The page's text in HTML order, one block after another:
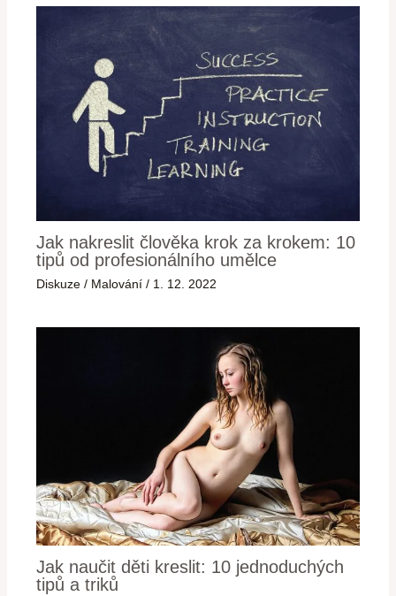
Jak nakreslit člověka krok za krokem: 10
tipů od profesionálního umělce
Diskuze / Malování / 1. 12. 2022
Jak naučit děti kreslit: 10 jednoduchých
tipů a triků